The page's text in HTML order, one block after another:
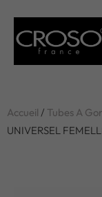
Accueil / Tubes A
UNIVERSEL